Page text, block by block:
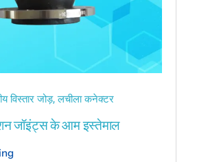
विस्तार जोड़,लचीला कनेक्टर
जॉइंट्स के आम इस्तेमाल